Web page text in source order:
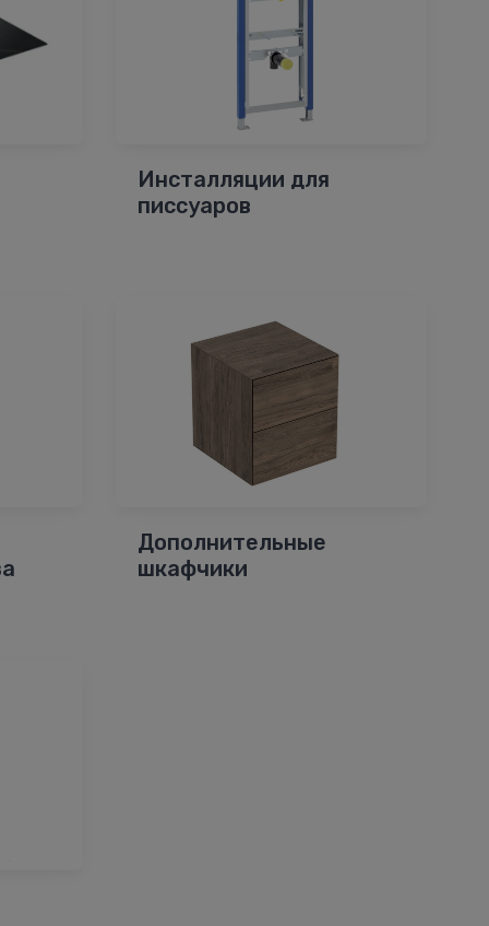
Инсталляции для
писсуаров
Дополнительные
шкафчики